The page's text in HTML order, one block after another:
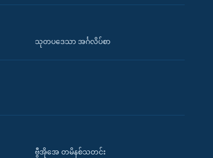
သုတပဒေသာ အင်္ဂလိပ်စာ
ဗွီအိုအေ တမိနစ်သတင်း